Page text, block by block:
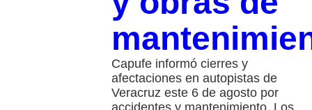
Capufe informó cierres y
afectaciones en autopistas de
Veracruz este 6 de agosto por